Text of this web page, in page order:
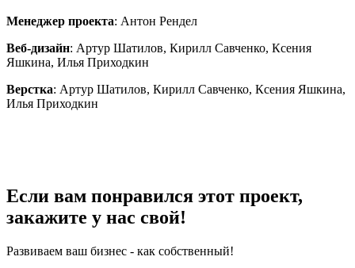
Менеджер проекта: Антон Рендел
Веб-дизайн: Артур Шатилов, Кирилл Савченко, Ксения
Яшкина, Илья Приходкин
Верстка: Артур Шатилов, Кирилл Савченко, Ксения Яшкина,
Илья Приходкин
Если вам понравился этот проект,
закажите у нас свой!
Развиваем ваш бизнес - как собственный!